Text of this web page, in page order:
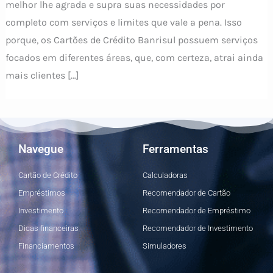
melhor lhe agrada e supra suas necessidades por
completo com serviços e limites que vale a pena. Isso
porque, os Cartões de Crédito Banrisul possuem serviços
focados em diferentes áreas, que, com certeza, atrai ainda
mais clientes […]
Navegue
Cartão de Crédito
Empréstimos
Investimento
Dicas financeiras
Financiamentos
Ferramentas
Calculadoras
Recomendador de Cartão
Recomendador de Empréstimo
Recomendador de Investimento
Simuladores